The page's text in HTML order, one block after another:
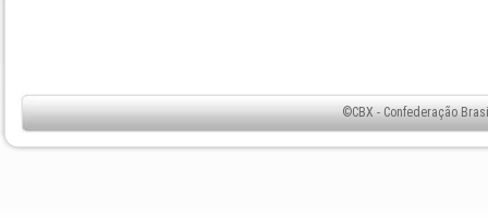
©CBX - Confederação